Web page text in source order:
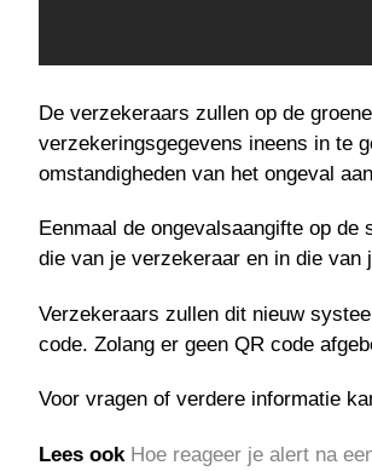
De verzekeraars zullen op de
verzekeringsgegevens ineens in te
omstandigheden van het ongeval
Eenmaal de ongevalsaangifte op
die van je verzekeraar en in die
Verzekeraars zullen dit nieuw
code. Zolang er geen QR code
Voor vragen of verdere informatie
Lees ook Hoe reageer je alert na